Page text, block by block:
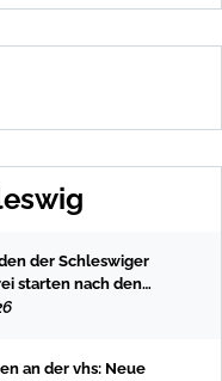
der Schleswiger
starten nach den
mit spannenden
an der vhs: Neue